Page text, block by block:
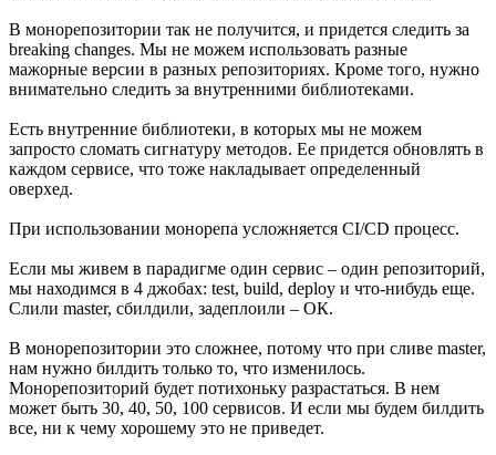
В монорепозитории так не получится, и придется следить за
breaking changes. Мы не можем использовать разные
мажорные версии в разных репозиториях. Кроме того, нужно
внимательно следить за внутренними библиотеками.
Есть внутренние библиотеки, в которых мы не можем
запросто сломать сигнатуру методов. Ее придется обновлять в
каждом сервисе, что тоже накладывает определенный
оверхед.
При использовании монорепа усложняется CI/CD процесс.
Если мы живем в парадигме один сервис – один репозиторий,
мы находимся в 4 джобах: test, build, deploy и что-нибудь еще.
Слили master, сбилдили, задеплоили – ОК.
В монорепозитории это сложнее, потому что при сливе master,
нам нужно билдить только то, что изменилось.
Монорепозиторий будет потихоньку разрастаться. В нем
может быть 30, 40, 50, 100 сервисов. И если мы будем билдить
все, ни к чему хорошему это не приведет.